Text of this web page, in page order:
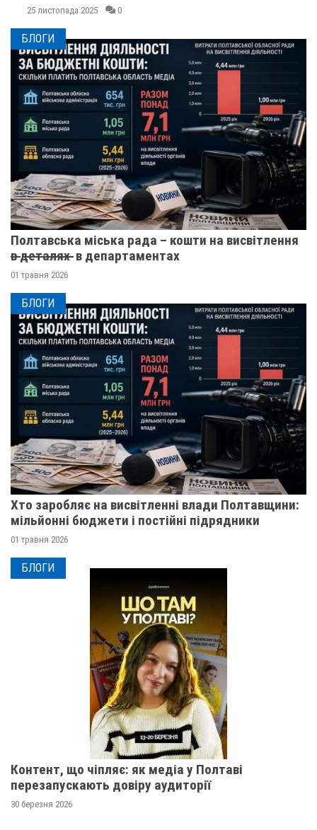
25 листопада 2025
БЛОГИ
Полтавська міська рада – кошти на висвітлення
в̶ ̶д̶е̶т̶а̶л̶я̶х̶ ̶ в департаментах
01 травня 2026
БЛОГИ
Хто заробляє на висвітленні влади Полтавщини:
мільйонні бюджети і постійні підрядники
01 травня 2026
БЛОГИ
Контент, що чіпляє: як медіа у Полтаві
перезапускають довіру аудиторії
30 березня 2026